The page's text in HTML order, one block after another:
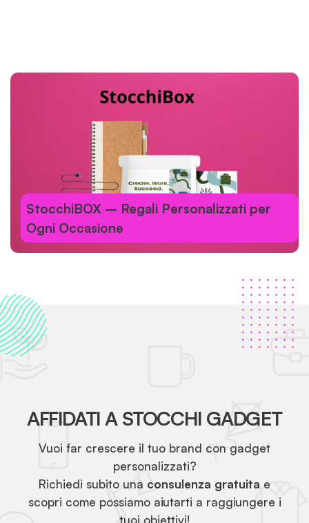
StocchiBOX – Regali Personalizzati per
Ogni Occasione
AFFIDATI A STOCCHI GADGET
Vuoi far crescere il tuo brand con gadget
personalizzati?
Richiedi subito una consulenza gratuita e
scopri come possiamo aiutarti a raggiungere i
tuoi obiettivi!